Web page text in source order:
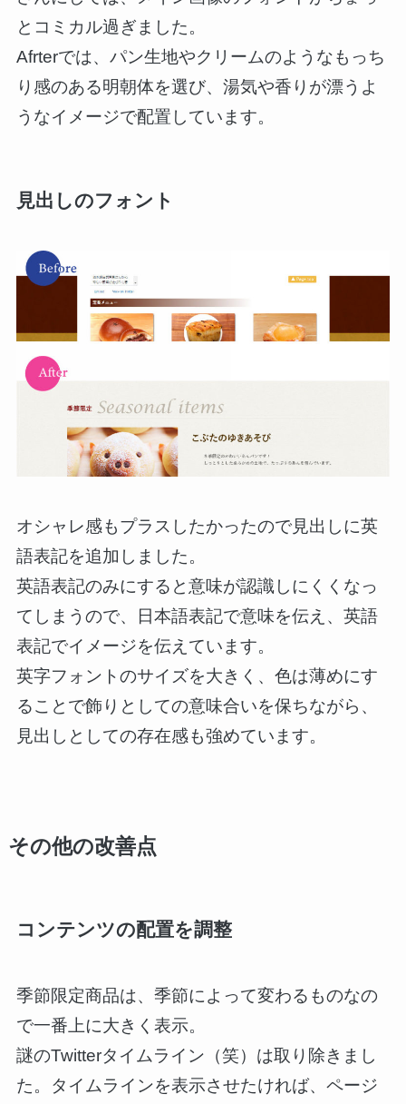
とコミカル過ぎました。
Afrterでは、パン生地やクリームのようなもっち
り感のある明朝体を選び、湯気や香りが漂うよ
うなイメージで配置しています。
見出しのフォント
オシャレ感もプラスしたかったので見出しに英
語表記を追加しました。
英語表記のみにすると意味が認識しにくくなっ
てしまうので、日本語表記で意味を伝え、英語
表記でイメージを伝えています。
英字フォントのサイズを大きく、色は薄めにす
ることで飾りとしての意味合いを保ちながら、
見出しとしての存在感も強めています。
その他の改善点
コンテンツの配置を調整
季節限定商品は、季節によって変わるものなの
で一番上に大きく表示。
謎のTwitterタイムライン（笑）は取り除きまし
た。タイムラインを表示させたければ、ページ